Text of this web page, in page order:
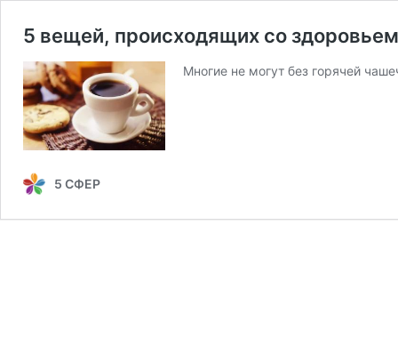
5 вещей, происходящих со
​Многие не могут без горячей
5 СФЕР